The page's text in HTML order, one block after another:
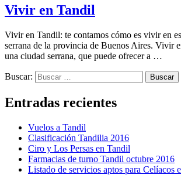
Vivir en Tandil
Vivir en Tandil: te contamos cómo es vivir en
serrana de la provincia de Buenos Aires. Vivir
una ciudad serrana, que puede ofrecer a …
Buscar:
Entradas recientes
Vuelos a Tandil
Clasificación Tandilia 2016
Ciro y Los Persas en Tandil
Farmacias de turno Tandil octubre 2016
Listado de servicios aptos para Celíacos